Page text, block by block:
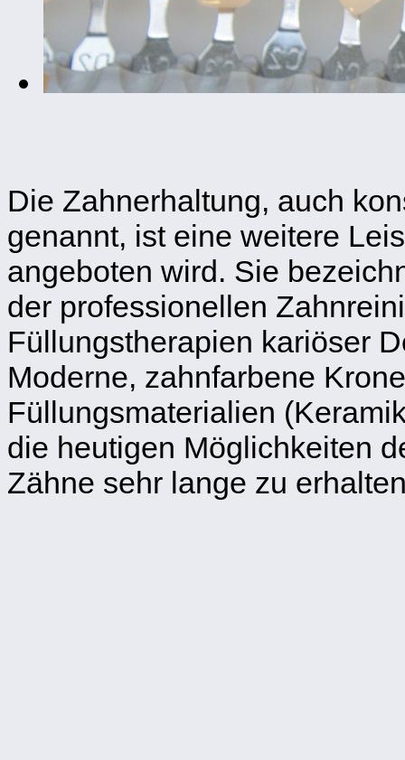
Die Zahnerhaltung, auch
genannt, ist eine weitere
angeboten wird. Sie
der professionellen
Füllungstherapien kariöser
Moderne, zahnfarbene
Füllungsmaterialien
die heutigen Möglichkeiten
Zähne sehr lange zu